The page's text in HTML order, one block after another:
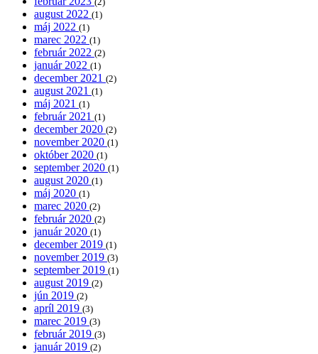
august 2022 (1)
máj 2022 (1)
marec 2022 (1)
február 2022 (2)
január 2022 (1)
december 2021 (2)
august 2021 (1)
máj 2021 (1)
február 2021 (1)
december 2020 (2)
november 2020 (1)
október 2020 (1)
september 2020 (1)
august 2020 (1)
máj 2020 (1)
marec 2020 (2)
február 2020 (2)
január 2020 (1)
december 2019 (1)
november 2019 (3)
september 2019 (1)
august 2019 (2)
jún 2019 (2)
apríl 2019 (3)
marec 2019 (3)
február 2019 (3)
január 2019 (2)